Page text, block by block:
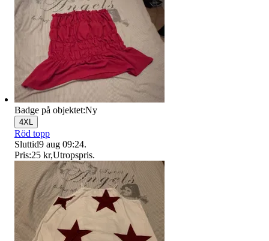
Badge på objektet:Ny
4XL
Röd topp
Sluttid9 aug 09:24.
Pris:25 kr,Utropspris.